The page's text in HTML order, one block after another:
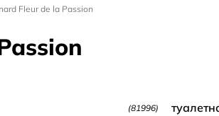
Fleur de la Passion
(81996)